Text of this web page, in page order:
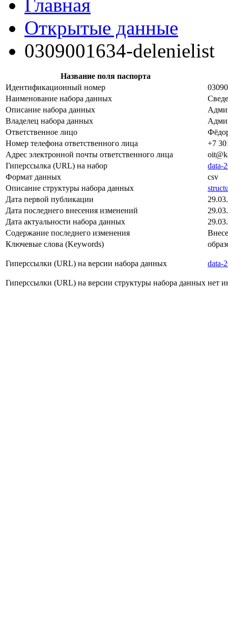
Главная
Открытые данные
0309001634-delenielist
Название поля паспорта
Идентификационный номер
Наименование набора данных
Описание набора данных
Владелец набора данных
Ответственное лицо
Номер телефона ответственного лица
+7
Адрес электронной почты ответственного лица
Гиперссылка (URL) на набор
data-
Формат данных
csv
Описание структуры набора данных
Дата первой публикации
Дата последнего внесения изменений
Дата актуальности набора данных
Содержание последнего изменения
Ключевые слова (Keywords)
Гиперссылки (URL) на версии набора данных data-
Гиперссылки (URL) на версии структуры набора данных нет